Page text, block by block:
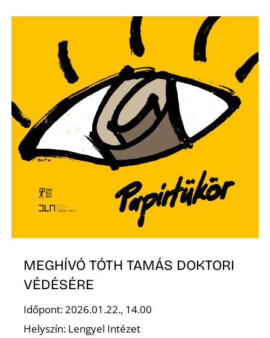
MEGHÍVÓ TÓTH TAMÁS DOKTORI
VÉDÉSÉRE
Időpont: 2026.01.22., 14.00
Helyszín: Lengyel Intézet